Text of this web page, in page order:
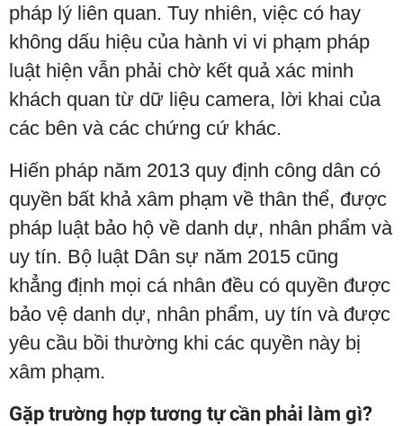
pháp lý liên quan. Tuy nhiên, việc có hay
không dấu hiệu của hành vi vi phạm pháp
luật hiện vẫn phải chờ kết quả xác minh
khách quan từ dữ liệu camera, lời khai của
các bên và các chứng cứ khác.
Hiến pháp năm 2013 quy định công dân có
quyền bất khả xâm phạm về thân thể, được
pháp luật bảo hộ về danh dự, nhân phẩm và
uy tín. Bộ luật Dân sự năm 2015 cũng
khẳng định mọi cá nhân đều có quyền được
bảo vệ danh dự, nhân phẩm, uy tín và được
yêu cầu bồi thường khi các quyền này bị
xâm phạm.
Gặp trường hợp tương tự cần phải làm gì?